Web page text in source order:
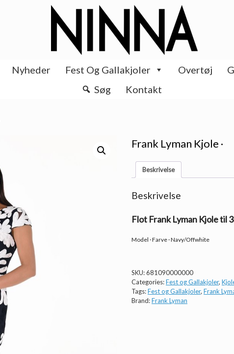
Nyheder Fest Og Gallakjoler Overtøj
Søg
Kontakt
Frank Lyman Kjole ·
Beskrivelse
Beskrivelse
Flot Frank Lyman Kjole til
Model · Farve · Navy/Offwhite
SKU:681090000000
Categories:Fest og Gallakjoler,
Tags:Fest og Gallakjoler, Frank
Brand:Frank Lyman